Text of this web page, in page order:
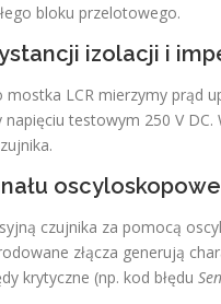
bloku przelotowego.
izolacji i
LCR mierzymy prąd
testowym 250 V DC.
czujnika za pomocą
złącza generują
krytyczne (np. kod błędu